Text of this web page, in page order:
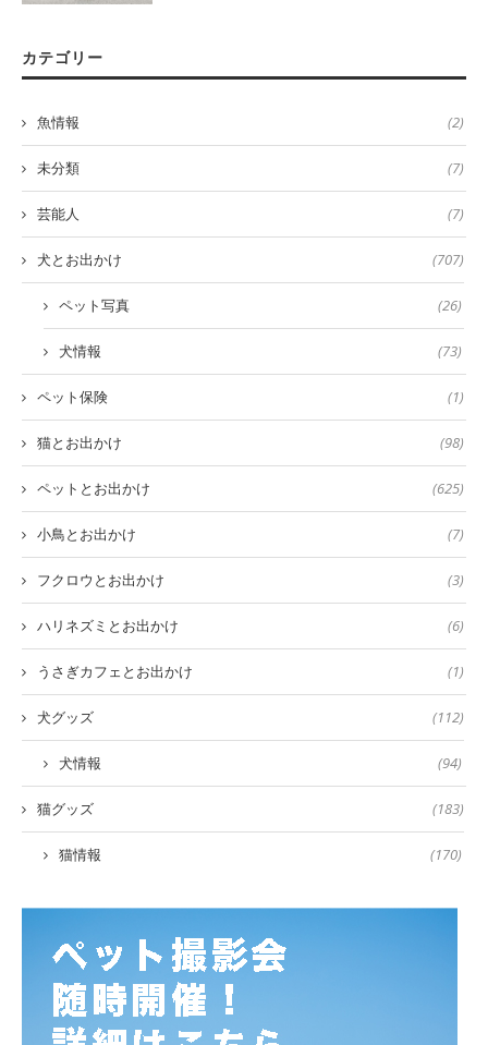
カテゴリー
魚情報 (2)
未分類 (7)
芸能人 (7)
犬とお出かけ (707)
ペット写真 (26)
犬情報 (73)
ペット保険 (1)
猫とお出かけ (98)
ペットとお出かけ (625)
小鳥とお出かけ (7)
フクロウとお出かけ (3)
ハリネズミとお出かけ (6)
うさぎカフェとお出かけ (1)
犬グッズ (112)
犬情報 (94)
猫グッズ (183)
猫情報 (170)